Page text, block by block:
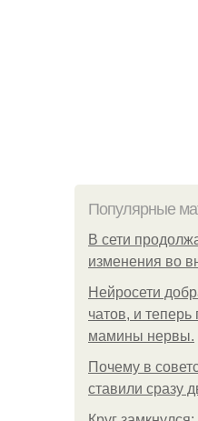
Популярные
В сети
изменения во
Нейросети
чатов, и теперь
мамины нервы.
Почему в
ставили сразу